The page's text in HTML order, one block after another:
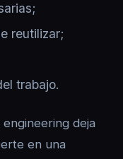
reutilizar;
trabajo.
deja
en una